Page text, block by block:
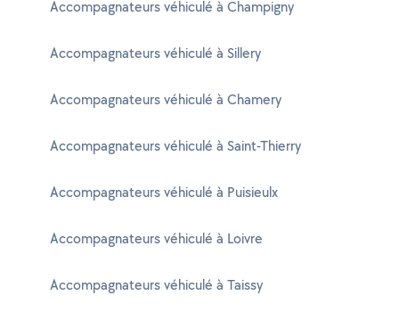
Accompagnateurs véhiculé à Champigny
Accompagnateurs véhiculé à Sillery
Accompagnateurs véhiculé à Chamery
Accompagnateurs véhiculé à Saint-Thierry
Accompagnateurs véhiculé à Puisieulx
Accompagnateurs véhiculé à Loivre
Accompagnateurs véhiculé à Taissy